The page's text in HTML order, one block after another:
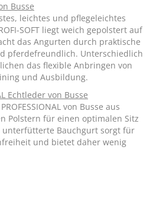
Busse
leichtes und pflegeleichtes
SOFT liegt weich gepolstert auf
das Angurten durch praktische
pferdefreundlich. Unterschiedlich
das flexible Anbringen von
und Ausbildung.
Echtleder von Busse
von Busse aus
Polstern für einen optimalen Sitz
Bauchgurt sorgt für
und bietet daher wenig